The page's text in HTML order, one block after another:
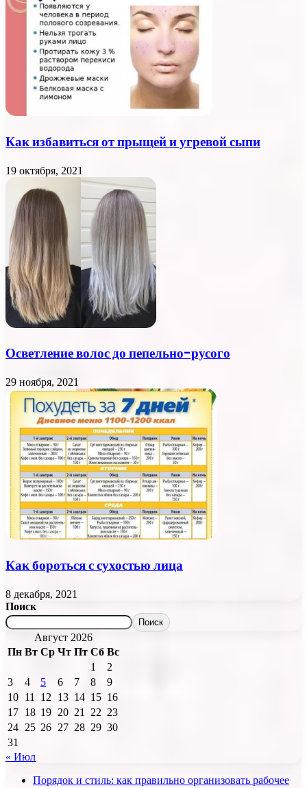
Как избавиться от прыщей и угревой сыпи
19 октября, 2021
Осветление волос до пепельно-русого
29 ноября, 2021
Как бороться с сухостью лица
8 декабря, 2021
Поиск
Поиск
Август 2026
Пн Вт Ср Чт Пт Сб Вс
1
2
3
4 5 6 7 8
9
10 11 12 13 14 15 16
17 18 19 20 21 22 23
24 25 26 27 28 29 30
31
« Июл
Порядок и стиль: как правильно организовать рабочее